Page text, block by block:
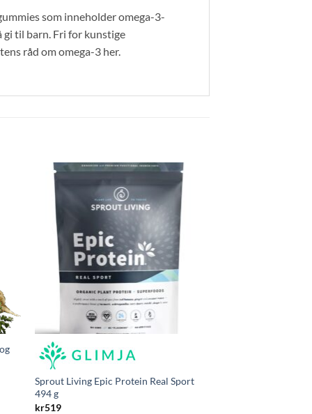
som inneholder omega-3-
gi til barn. Fri for kunstige
råd om omega-3 her.
Sprout Living Epic Protein Real Sport
494 g
kr519